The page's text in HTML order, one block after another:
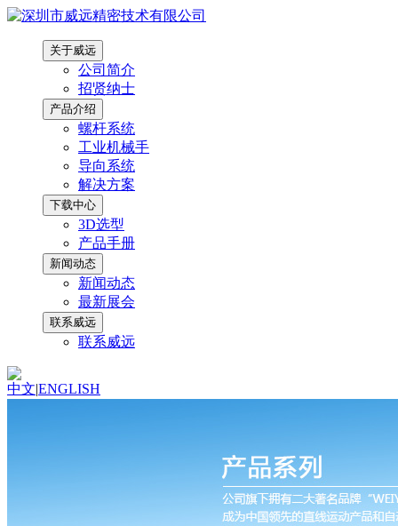
关于威远
公司简介
招贤纳士
产品介绍
螺杆系统
工业机械手
导向系统
解决方案
下载中心
3D选型
产品手册
新闻动态
新闻动态
最新展会
联系威远
联系威远
中文|ENGLISH